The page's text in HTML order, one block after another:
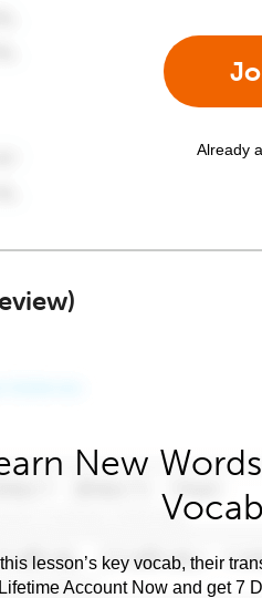
Already
New
lesson’s key vocab, their
Lifetime Account Now and get 7